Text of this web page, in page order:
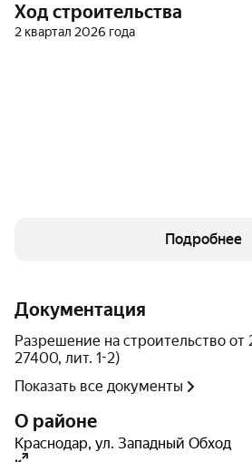
детский сад на 230
танцевальные студии;
студии растяжки и йоги.
В планах — строительство школы
Архитектура
Ход строительства
2 квартал 2026 года
Подробнее
Документация
Разрешение на строительство от
27400, лит. 1-2)
Показать все документы
О районе
Краснодар, ул. Западный Обход